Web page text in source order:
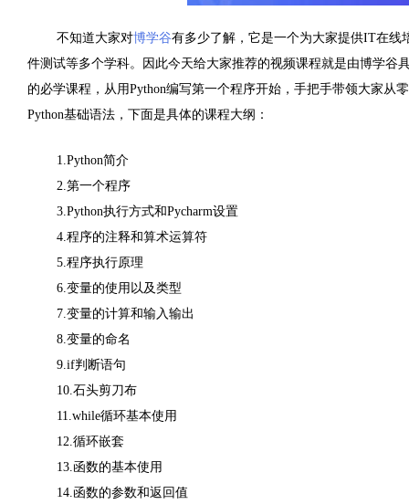
不知道大家对博学谷有多少了解，它是一个为大家提供IT在线
件测试等多个学科。因此今天给大家推荐的视频课程就是由博学谷
的必学课程，从用Python编写第一个程序开始，手把手带领大家从
Python基础语法，下面是具体的课程大纲：
1.Python简介
2.第一个程序
3.Python执行方式和Pycharm设置
4.程序的注释和算术运算符
5.程序执行原理
6.变量的使用以及类型
7.变量的计算和输入输出
8.变量的命名
9.if判断语句
10.石头剪刀布
11.while循环基本使用
12.循环嵌套
13.函数的基本使用
14.函数的参数和返回值